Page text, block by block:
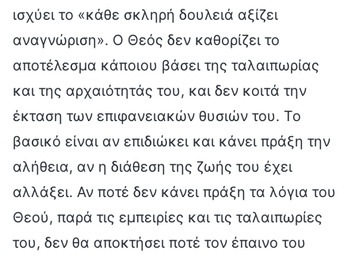
ισχύει το «κάθε σκληρή δουλειά αξίζει
αναγνώριση». Ο Θεός δεν καθορίζει το
αποτέλεσμα κάποιου βάσει της ταλαιπωρίας
και της αρχαιότητάς του, και δεν κοιτά την
έκταση των επιφανειακών θυσιών του. Το
βασικό είναι αν επιδιώκει και κάνει πράξη την
αλήθεια, αν η διάθεση της ζωής του έχει
αλλάξει. Αν ποτέ δεν κάνει πράξη τα λόγια του
Θεού, παρά τις εμπειρίες και τις ταλαιπωρίες
του, δεν θα αποκτήσει ποτέ τον έπαινο του